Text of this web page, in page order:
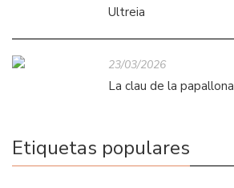
Ultreia
23/03/2026
La clau de la papallona
Etiquetas populares